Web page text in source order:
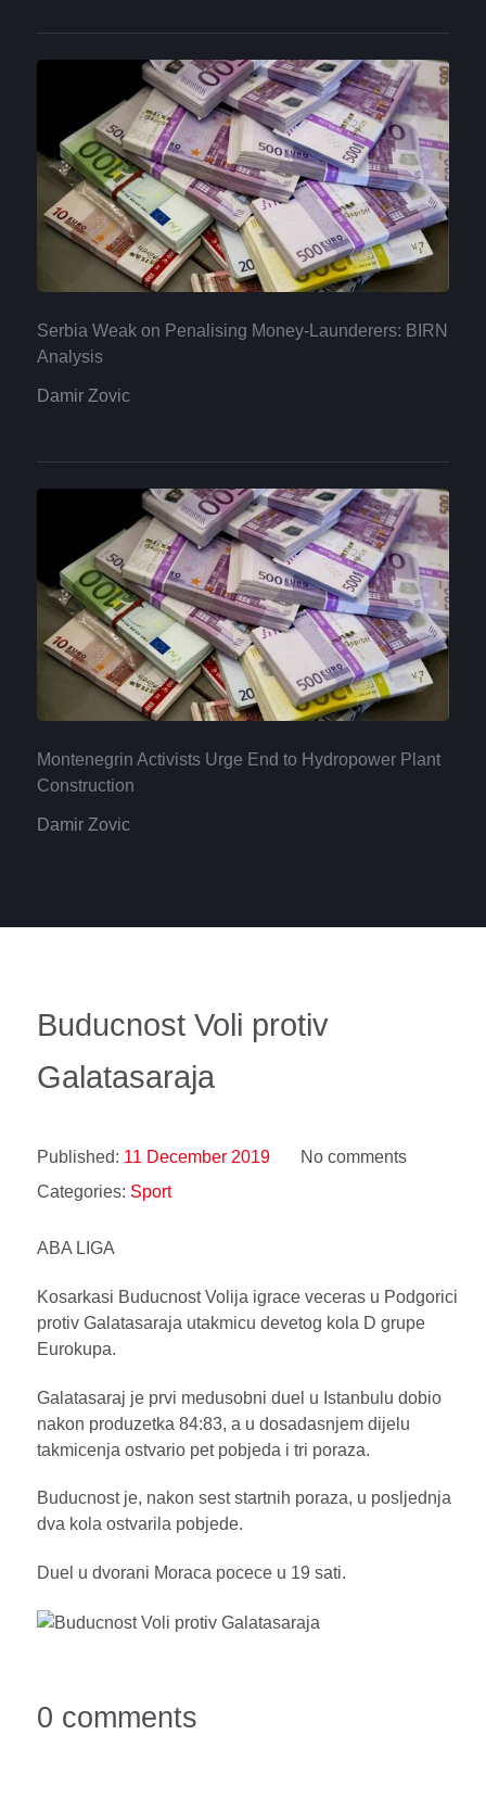
Serbia Weak on Penalising Money-Launderers: BIRN
Analysis
Damir Zovic
Montenegrin Activists Urge End to Hydropower Plant
Construction
Damir Zovic
Buducnost Voli protiv
Galatasaraja
Published: 11 December 2019
No comments
Categories: Sport
ABA LIGA
Kosarkasi Buducnost Volija igrace veceras u Podgorici
protiv Galatasaraja utakmicu devetog kola D grupe
Eurokupa.
Galatasaraj je prvi medusobni duel u Istanbulu dobio
nakon produzetka 84:83, a u dosadasnjem dijelu
takmicenja ostvario pet pobjeda i tri poraza.
Buducnost je, nakon sest startnih poraza, u posljednja
dva kola ostvarila pobjede.
Duel u dvorani Moraca pocece u 19 sati.
0 comments